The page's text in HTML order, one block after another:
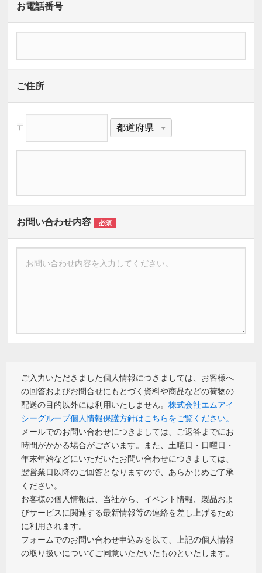
お電話番号
ご住所
〒
お問い合わせ内容 必須
ご入力いただきました個人情報につきましては、お客様へ
の回答およびお問合せにもとづく資料や商品などの荷物の
配送の目的以外には利用いたしません。 株式会社エムアイ
シーグループ個人情報保護方針はこちらをご覧ください。
メールでのお問い合わせにつきましては、ご返答までにお
時間がかかる場合がございます。また、土曜日・日曜日・
年末年始などにいただいたお問い合わせにつきましては、
翌営業日以降のご回答となりますので、あらかじめご了承
ください。
お客様の個人情報は、当社から、イベント情報、製品およ
びサービスに関連する最新情報等の連絡を差し上げるため
に利用されます。
フォームでのお問い合わせ申込みを以て、上記の個人情報
の取り扱いについてご同意いただいたものといたします。